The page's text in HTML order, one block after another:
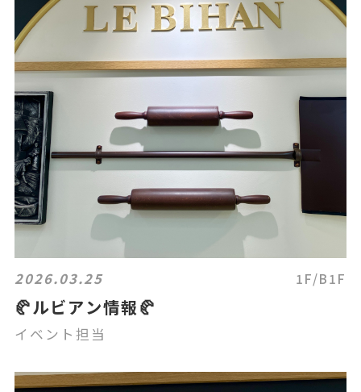
2026.03.25 1F/B1F
🥐ルビアン情報🥐
イベント担当